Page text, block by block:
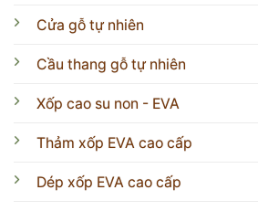
Cửa gỗ tự nhiên
Cầu thang gỗ tự nhiên
Xốp cao su non - EVA
Thảm xốp EVA cao cấp
Dép xốp EVA cao cấp